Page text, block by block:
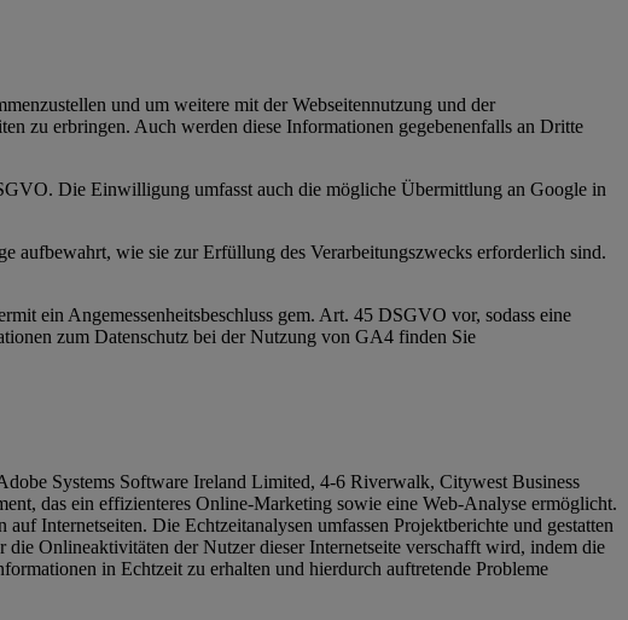
und um weitere mit der Webseitennutzung und der
zu erbringen. Auch werden diese Informationen gegebenenfalls an Dritte
Die Einwilligung umfasst auch die mögliche Übermittlung an Google in
aufbewahrt, wie sie zur Erfüllung des Verarbeitungszwecks erforderlich sind.
ein Angemessenheitsbeschluss gem. Art. 45 DSGVO vor, sodass eine
zum Datenschutz bei der Nutzung von GA4 finden Sie
Systems Software Ireland Limited, 4-6 Riverwalk, Citywest Business
das ein effizienteres Online-Marketing sowie eine Web-Analyse ermöglicht.
Internetseiten. Die Echtzeitanalysen umfassen Projektberichte und gestatten
Onlineaktivitäten der Nutzer dieser Internetseite verschafft wird, indem die
in Echtzeit zu erhalten und hierdurch auftretende Probleme